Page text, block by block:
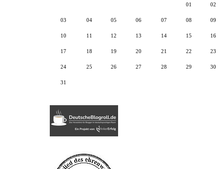
01 02
03 04 05 06 07 08 09
10 11 12 13 14 15 16
17 18 19 20 21 22 23
24 25 26 27 28 29 30
31